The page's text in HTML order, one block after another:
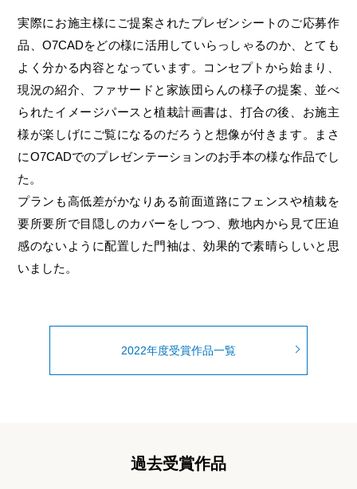
実際にお施主様にご提案されたプレゼンシートのご応募作
品、O7CADをどの様に活用していらっしゃるのか、とても
よく分かる内容となっています。コンセプトから始まり、
現況の紹介、ファサードと家族団らんの様子の提案、並べ
られたイメージパースと植栽計画書は、打合の後、お施主
様が楽しげにご覧になるのだろうと想像が付きます。まさ
にO7CADでのプレゼンテーションのお手本の様な作品でし
た。
プランも高低差がかなりある前面道路にフェンスや植栽を
要所要所で目隠しのカバーをしつつ、敷地内から見て圧迫
感のないように配置した門袖は、効果的で素晴らしいと思
いました。
2022年度受賞作品一覧
過去受賞作品